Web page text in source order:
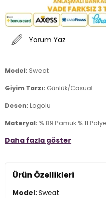
Yorum Yaz
Model: Sweat
Giyim Tarzı: Günlük/Casual
Desen: Logolu
Materyal: % 89 Pamuk % 11
Yaka Tipi:Bisiklet Yaka
Kumaş Tipi:Belirtilmemiş
Boy:Standart
Daha fazla göster
Ürün Özellikleri
Model:Sweat